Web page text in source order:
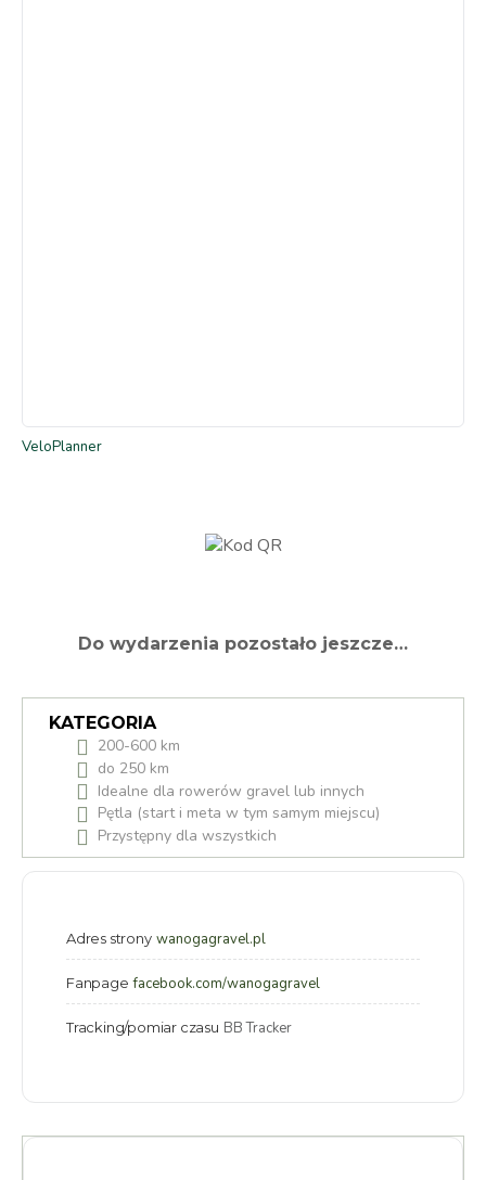
VeloPlanner
Do wydarzenia pozostało jeszcze…
KATEGORIA
200-600 km
do 250 km
Idealne dla rowerów gravel lub innych
Pętla (start i meta w tym samym miejscu)
Przystępny dla wszystkich
Adres strony wanogagravel.pl
Fanpage facebook.com/wanogagravel
Tracking/pomiar czasu BB Tracker